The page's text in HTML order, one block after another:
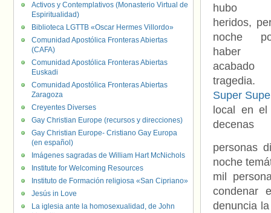
hubo
heridos,
noche
haber
Super
local en el
personas
noche
mil
condenar
denuncia
Activos y Contemplativos (Monasterio Virtual de
Espiritualidad)
Biblioteca LGTTB «Oscar Hermes Villordo»
Comunidad Apostólica Fronteras Abiertas
(CAFA)
Comunidad Apostólica Fronteras Abiertas
Euskadi
Comunidad Apostólica Fronteras Abiertas
Zaragoza
Creyentes Diverses
Gay Christian Europe (recursos y direcciones)
Gay Christian Europe- Cristiano Gay Europa
(en español)
Imágenes sagradas de William Hart McNichols
Institute for Welcoming Resources
Instituto de Formación religiosa «San Cipriano»
Jesús in Love
La iglesia ante la homosexualidad, de John